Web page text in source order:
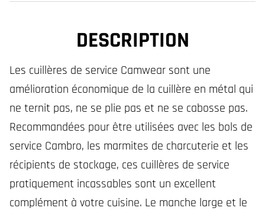
DESCRIPTION
Les cuillères de service Camwear sont une
amélioration économique de la cuillère en métal qui
ne ternit pas, ne se plie pas et ne se cabosse pas.
Recommandées pour être utilisées avec les bols de
service Cambro, les marmites de charcuterie et les
récipients de stockage, ces cuillères de service
pratiquement incassables sont un excellent
complément à votre cuisine. Le manche large et le